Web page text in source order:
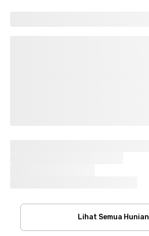
Lihat Semua Hunian